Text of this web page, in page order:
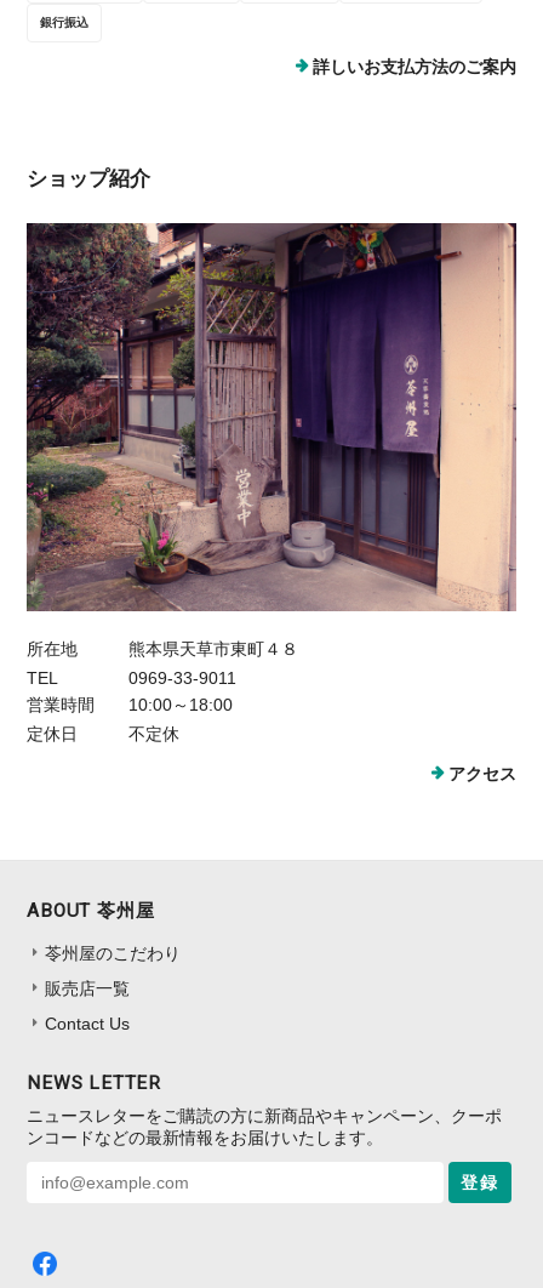
銀行振込
詳しいお支払方法のご案内
ショップ紹介
所在地
熊本県天草市東町４８
TEL
0969-33-9011
営業時間
10:00～18:00
定休日
不定休
アクセス
ABOUT 苓州屋
苓州屋のこだわり
販売店一覧
Contact Us
NEWS LETTER
ニュースレターをご購読の方に新商品やキャンペーン、クーポ
ンコードなどの最新情報をお届けいたします。
登録